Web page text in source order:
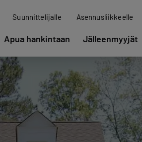
Suunnittelijalle Asennusliikkeelle
Apua hankintaan Jälleenmyyjät